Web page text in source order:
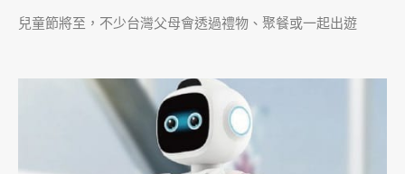
兒童節將至，不少台灣父母會透過禮物、聚餐或一起出遊